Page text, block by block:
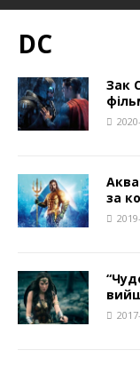
DC
Зак
за